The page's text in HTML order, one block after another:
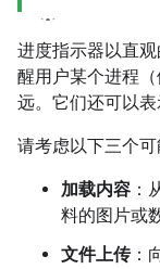
进度指示器以直
醒用户某个进程
远。它们还可以表
请考虑以下三个
加载内容 ：
料的图片或
文件上传：